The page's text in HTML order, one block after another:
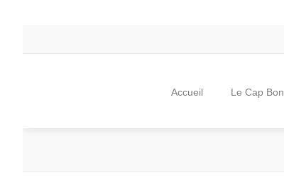
Accueil Le Cap Bon